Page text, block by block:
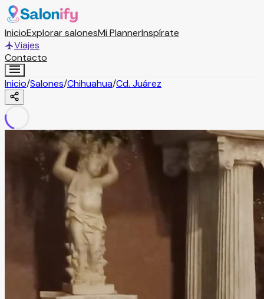
InicioExplorar salonesMi PlannerInspírate
Viajes
Contacto
Inicio/Salones/Chihuahua/Cd. Juárez